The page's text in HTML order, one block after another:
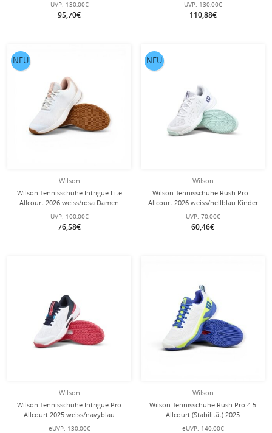
UVP: 130,00€
95,70€
UVP: 130,00€
110,88€
Wilson
Wilson Tennisschuhe Intrigue Lite
Allcourt 2026 weiss/rosa Damen
UVP: 100,00€
76,58€
NEU
Wilson
Wilson Tennisschuhe Rush Pro L
Allcourt 2026 weiss/hellblau Kinder
UVP: 70,00€
60,46€
NEU
Wilson
Wilson Tennisschuhe Intrigue Pro
Allcourt 2025 weiss/navyblau
Damen
eUVP: 130,00€
Wilson
Wilson Tennisschuhe Rush Pro 4.5
Allcourt (Stabilität) 2025
weiss/blau/lime Herren
eUVP: 140,00€